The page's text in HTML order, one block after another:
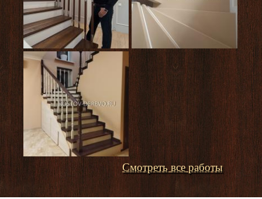
Смотреть все работы